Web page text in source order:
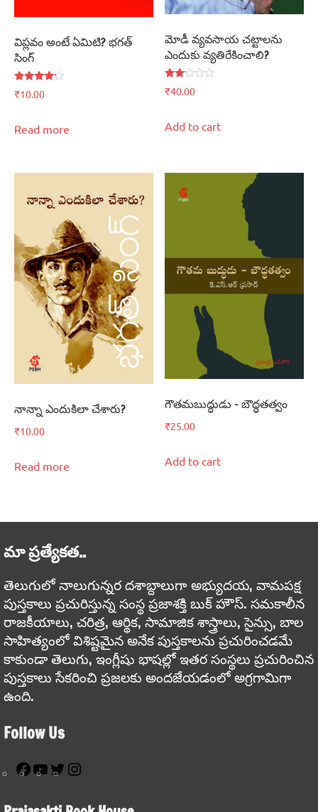
విప్లవం అంటే ఏమిటి? భగత్‌
సింగ్‌
Rated
4.00
₹10.00
Read more
మోడీ వ్యవసాయ చట్టాలను
ఎందుకు వ్యతిరేకించాలి?
Rated
2.00
₹40.00
Add to cart
నాన్నా ఎందుకిలా చేశారు?
₹10.00
Read more
గౌతమబుద్ధుడు – బౌద్ధతత్వం
₹25.00
Add to cart
మా ప్రత్యేకత..
తెలుగులో నాలుగున్నర దశాబ్దాలుగా అభ్యుదయ, వామపక్ష
పుస్తకాలు ప్రచురిస్తున్న సంస్థ ప్రజాశక్తి బుక్ హౌస్. సమకాలీన
రాజకీయాలు, చరిత్ర, ఆర్థిక, సామాజిక శాస్త్రాలు, సైన్సు, బాల
సాహిత్యంలో విశిష్టమైన అనేక పుస్తకాలను ప్రచురించడమే
కాకుండా తెలుగు, ఇంగ్లీషు భాషల్లో ఇతర సంస్థలు ప్రచురించిన
పుస్తకాలు సేకరించి ప్రజలకు అందజేయడంలో అగ్రగామిగా
ఉంది.
Follow Us
Facebook
YouTubeTwitter